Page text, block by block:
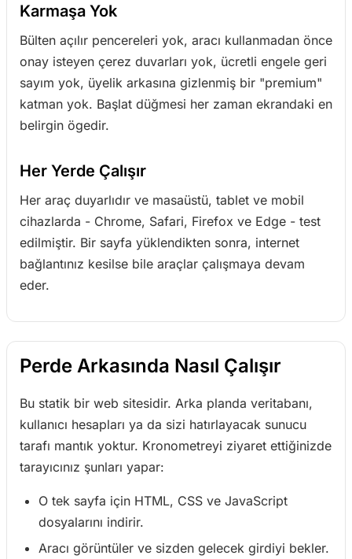
Karmaşa Yok
Bülten açılır pencereleri yok, aracı kullanmadan önce
onay isteyen çerez duvarları yok, ücretli engele geri
sayım yok, üyelik arkasına gizlenmiş bir "premium"
katman yok. Başlat düğmesi her zaman ekrandaki en
belirgin ögedir.
Her Yerde Çalışır
Her araç duyarlıdır ve masaüstü, tablet ve mobil
cihazlarda - Chrome, Safari, Firefox ve Edge - test
edilmiştir. Bir sayfa yüklendikten sonra, internet
bağlantınız kesilse bile araçlar çalışmaya devam
eder.
Perde Arkasında Nasıl Çalışır
Bu statik bir web sitesidir. Arka planda veritabanı,
kullanıcı hesapları ya da sizi hatırlayacak sunucu
tarafı mantık yoktur. Kronometreyi ziyaret ettiğinizde
tarayıcınız şunları yapar:
O tek sayfa için HTML, CSS ve JavaScript
dosyalarını indirir.
Aracı görüntüler ve sizden gelecek girdiyi bekler.